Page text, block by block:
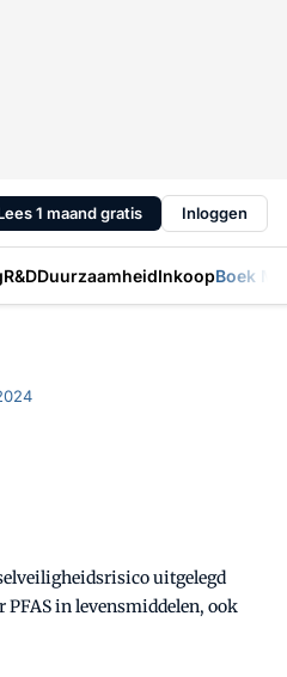
1 maand gratis Inloggen
R&DDuurzaamheidInkoopBoek
uitgelegd
PFAS in levensmiddelen, ook